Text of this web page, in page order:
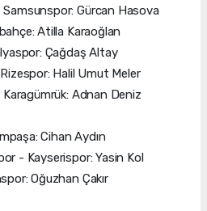
Gürcan Hasova
Atilla Karaoğlan
Çağdaş Altay
Halil Umut Meler
Adnan Deniz
Cihan Aydın
- Kayserispor: Yasin Kol
Oğuzhan Çakır